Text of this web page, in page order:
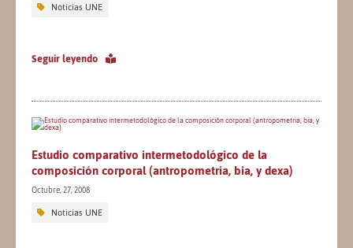
Noticias UNE
Seguir leyendo
Estudio comparativo intermetodológico de la
composición corporal (antropometria, bia, y dexa)
Octubre, 27, 2008
Noticias UNE